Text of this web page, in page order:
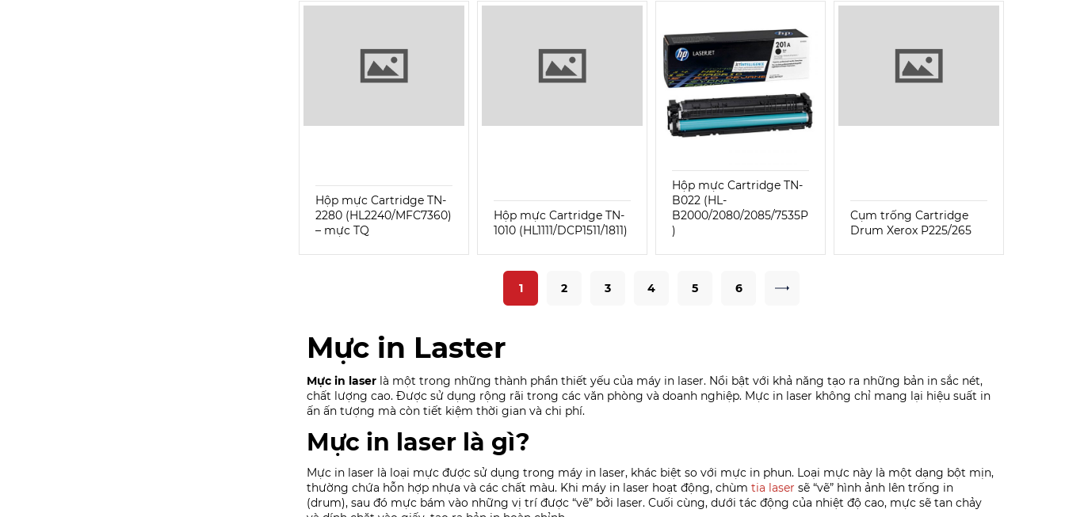
Hộp mực Cartridge TN-
2280 (HL2240/MFC7360)
– mực TQ
Hộp mực Cartridge TN-
1010 (HL1111/DCP1511/1811)
Hộp mực Cartridge TN-
B022 (HL-
B2000/2080/2085/7535P
)
Cụm trống Cartridge
Drum Xerox P225/265
1 2 3 4 5 6
Mực in Laster
Mực in laser là một trong những thành phần thiết yếu của máy in laser. Nổi bật với khả năng tạo ra những bản in sắc nét,
chất lượng cao. Được sử dụng rộng rãi trong các văn phòng và doanh nghiệp. Mực in laser không chỉ mang lại hiệu suất in
ấn ấn tượng mà còn tiết kiệm thời gian và chi phí.
Mực in laser là gì?
Mực in laser là loại mực được sử dụng trong máy in laser, khác biệt so với mực in phun. Loại mực này là một dạng bột mịn,
thường chứa hỗn hợp nhựa và các chất màu. Khi máy in laser hoạt động, chùm tia laser sẽ “vẽ” hình ảnh lên trống in
(drum), sau đó mực bám vào những vị trí được “vẽ” bởi laser. Cuối cùng, dưới tác động của nhiệt độ cao, mực sẽ tan chảy